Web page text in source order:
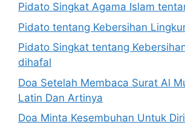
Pidato Singkat Agama Islam
Pidato tentang Kebersihan
Pidato Singkat tentang
dihafal
Doa Setelah Membaca Surat Al
Latin Dan Artinya
Doa Minta Kesembuhan Untuk